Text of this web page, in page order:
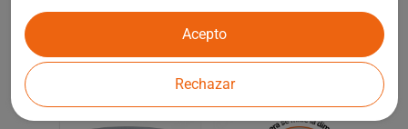
elementos de arquitectura de jardín.
Rechazar
Acepto